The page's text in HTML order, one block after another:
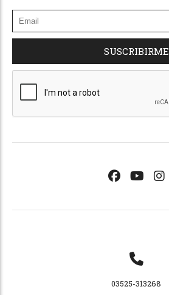
SUSCRIBIRME
03525-313268